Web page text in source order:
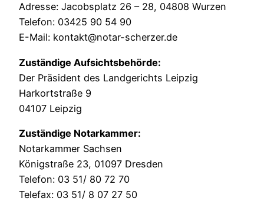
Adresse: Jacobsplatz 26 – 28, 04808 Wurzen
Telefon: 03425 90 54 90
E-Mail: kontakt@notar-scherzer.de
Zuständige Aufsichtsbehörde:
Der Präsident des Landgerichts Leipzig
Harkortstraße 9
04107 Leipzig
Zuständige Notarkammer:
Notarkammer Sachsen
Königstraße 23, 01097 Dresden
Telefon: 03 51/ 80 72 70
Telefax: 03 51/ 8 07 27 50